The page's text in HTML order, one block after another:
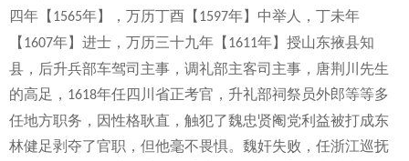
四年【 1565年】，万历丁酉【 1597年】中举人，丁未年
【 1607年】进士，万历三十九年【 1611年】授山东掖县知
县，后升兵部车驾司主事，调礼部主客司主事，唐荆川先生
的高足， 1618年任四川省正考官，升礼部祠祭员外郎等等多
任地方职务，因性格耿直，触犯了魏忠贤阉党利益被打成东
林健足剥夺了官职，但他毫不畏惧。魏奸失败，任浙江巡抚